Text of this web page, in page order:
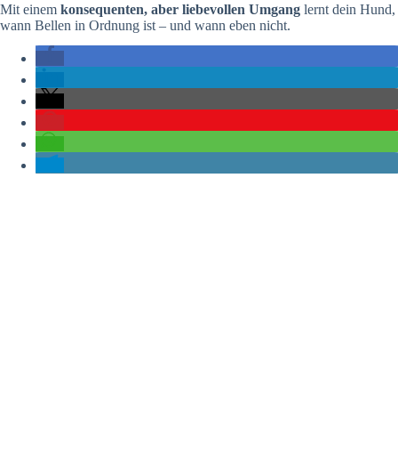
Mit einem konsequenten, aber liebevollen Umgang lernt dein Hund,
wann Bellen in Ordnung ist – und wann eben nicht.